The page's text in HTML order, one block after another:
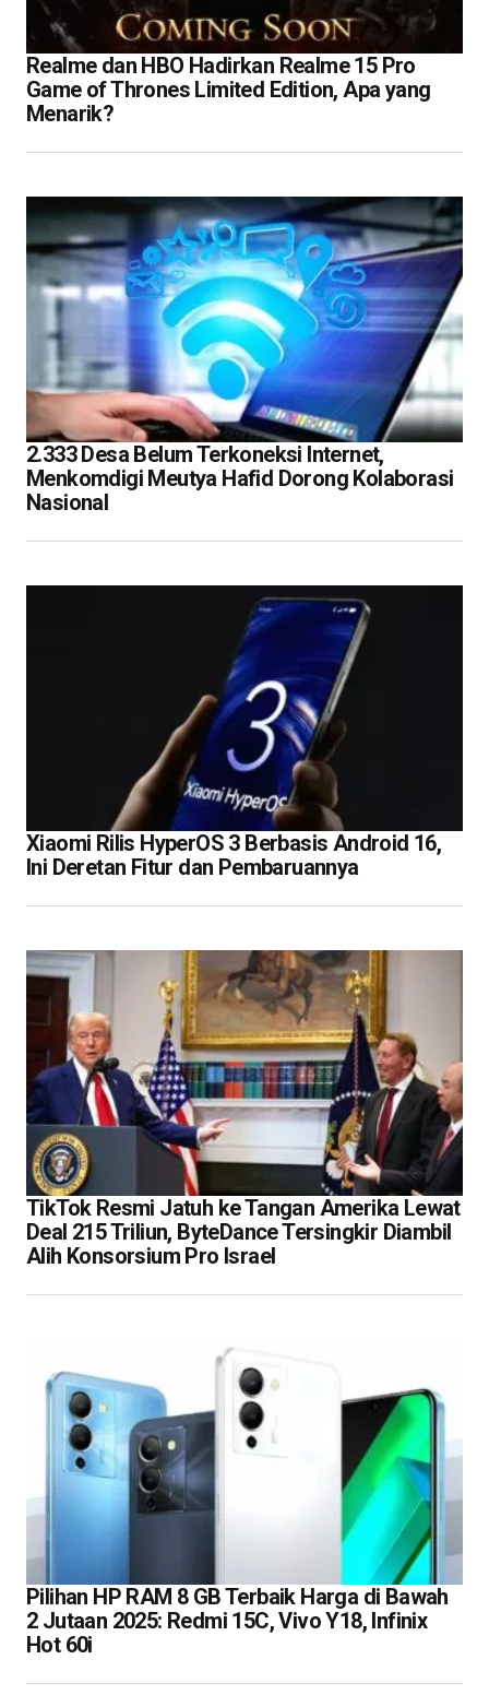
Realme dan HBO Hadirkan Realme 15 Pro
Game of Thrones Limited Edition, Apa yang
Menarik?
2.333 Desa Belum Terkoneksi Internet,
Menkomdigi Meutya Hafid Dorong Kolaborasi
Nasional
Xiaomi Rilis HyperOS 3 Berbasis Android 16,
Ini Deretan Fitur dan Pembaruannya
TikTok Resmi Jatuh ke Tangan Amerika Lewat
Deal 215 Triliun, ByteDance Tersingkir Diambil
Alih Konsorsium Pro Israel
Pilihan HP RAM 8 GB Terbaik Harga di Bawah
2 Jutaan 2025: Redmi 15C, Vivo Y18, Infinix
Hot 60i